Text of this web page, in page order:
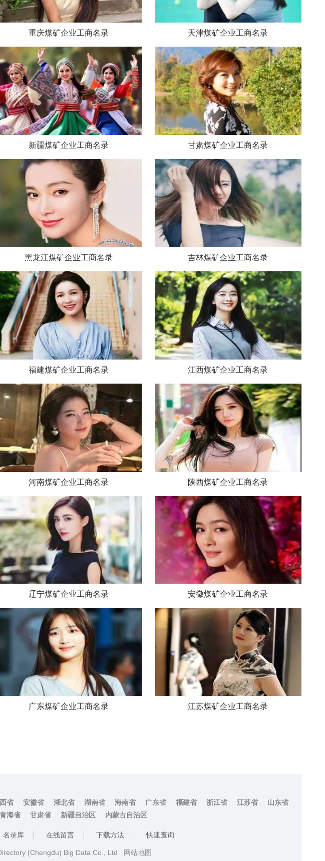
重庆煤矿企业工商名录 天津煤矿企业工商名录
新疆煤矿企业工商名录 甘肃煤矿企业工商名录
黑龙江煤矿企业工商名录 吉林煤矿企业工商名录
福建煤矿企业工商名录 江西煤矿企业工商名录
河南煤矿企业工商名录 陕西煤矿企业工商名录
辽宁煤矿企业工商名录 安徽煤矿企业工商名录
广东煤矿企业工商名录 江苏煤矿企业工商名录
省 安徽省 湖北省 湖南省 海南省 广东省 福建省 浙江省 江苏省
山东省
青海省 甘肃省 新疆自治区 内蒙古自治区
名录库 在线留言 下载方法 快速查询
(Chengdu) Big Data Co., Ltd
网站地图